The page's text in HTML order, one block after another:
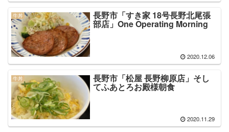
牛丼 長野市「すき家 18号長野北尾張
部店」One Operating Morning
2020.12.06
牛丼 長野市「松屋 長野柳原店」 そし
てふあとろお殿様朝食
2020.11.29